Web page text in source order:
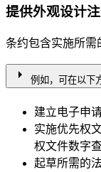
提供外观设计
条约包含实施所需
arrow_right 例如，可在以下
建立电子申
实施优先权
权文件数字
起草所需的